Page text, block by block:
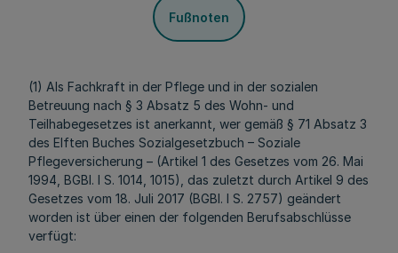
Fußnoten
(1) Als Fachkraft in der Pflege und in der sozialen
Betreuung nach § 3 Absatz 5 des Wohn- und
Teilhabegesetzes ist anerkannt, wer gemäß § 71 Absatz 3
des Elften Buches Sozialgesetzbuch – Soziale
Pflegeversicherung – (Artikel 1 des Gesetzes vom 26. Mai
1994, BGBl. I S. 1014, 1015), das zuletzt durch Artikel 9 des
Gesetzes vom 18. Juli 2017 (BGBl. I S. 2757) geändert
worden ist über einen der folgenden Berufsabschlüsse
verfügt: